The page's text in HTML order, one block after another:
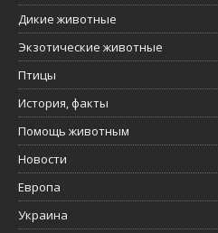
Дикие животные
Экзотические животные
Птицы
История, факты
Помощь животным
Новости
Европа
Украина